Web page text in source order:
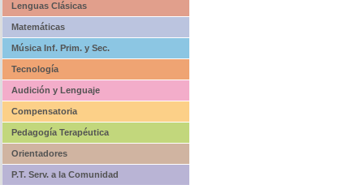
Lenguas Clásicas
Matemáticas
Música Inf. Prim. y Sec.
Tecnología
Audición y Lenguaje
Compensatoria
Pedagogía Terapéutica
Orientadores
P.T. Serv. a la Comunidad